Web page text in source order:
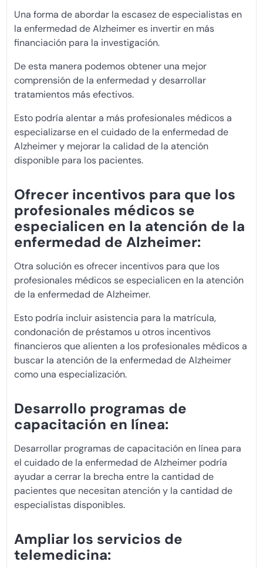
Una forma de abordar la escasez de especialistas en
la enfermedad de Alzheimer es invertir en más
financiación para la investigación.
De esta manera podemos obtener una mejor
comprensión de la enfermedad y desarrollar
tratamientos más efectivos.
Esto podría alentar a más profesionales médicos a
especializarse en el cuidado de la enfermedad de
Alzheimer y mejorar la calidad de la atención
disponible para los pacientes.
Ofrecer incentivos para que los
profesionales médicos se
especialicen en la atención de la
enfermedad de Alzheimer:
Otra solución es ofrecer incentivos para que los
profesionales médicos se especialicen en la atención
de la enfermedad de Alzheimer.
Esto podría incluir asistencia para la matrícula,
condonación de préstamos u otros incentivos
financieros que alienten a los profesionales médicos a
buscar la atención de la enfermedad de Alzheimer
como una especialización.
Desarrollo programas de
capacitación en línea:
Desarrollar programas de capacitación en línea para
el cuidado de la enfermedad de Alzheimer podría
ayudar a cerrar la brecha entre la cantidad de
pacientes que necesitan atención y la cantidad de
especialistas disponibles.
Ampliar los servicios de
telemedicina: